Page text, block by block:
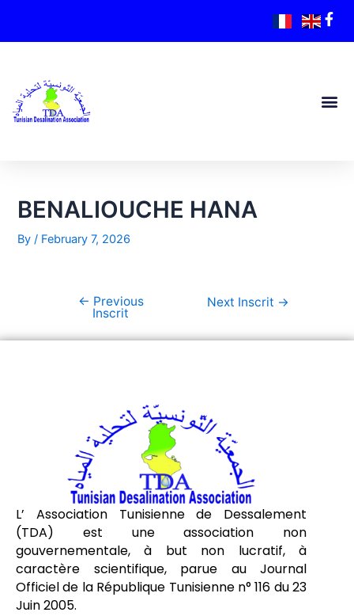
BENALIOUCHE HANA
By/ February 7, 2026
← Previous
Inscrit
Next Inscrit →
L’ Association Tunisienne de Dessalement
(TDA) est une association non
gouvernementale, à but non lucratif, à
caractère scientifique, parue au Journal
Officiel de la République Tunisienne n° 116 du 23
Juin 2005.